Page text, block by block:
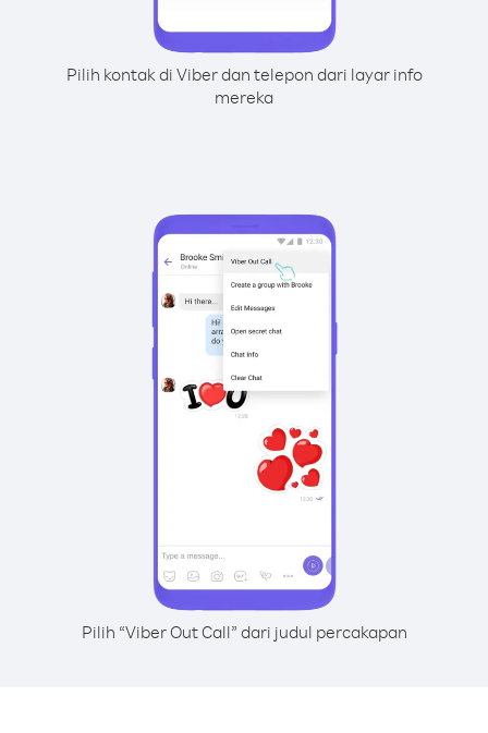
Pilih kontak di Viber dan telepon dari layar info
mereka
Pilih “Viber Out Call” dari judul percakapan